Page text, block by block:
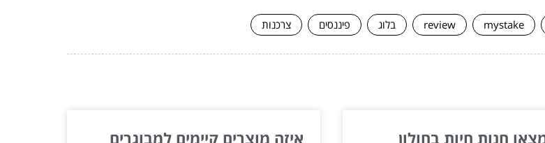
mystake
review בלוג פיננסים צרכנות
חנות חיות בחולון
איזה מוצרים קיימים למבוגרים